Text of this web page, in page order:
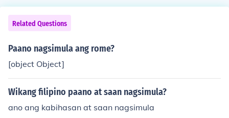
Related Questions
Paano nagsimula ang rome?
[object Object]
Wikang filipino paano at saan nagsimula?
ano ang kabihasan at saan nagsimula